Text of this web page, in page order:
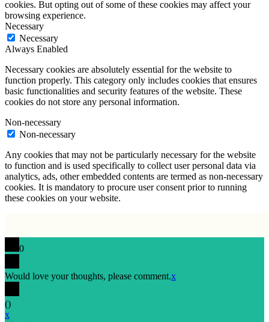
cookies. But opting out of some of these cookies may affect your
browsing experience.
Necessary
Necessary
Always Enabled
Necessary cookies are absolutely essential for the website to
function properly. This category only includes cookies that ensures
basic functionalities and security features of the website. These
cookies do not store any personal information.
Non-necessary
Non-necessary
Any cookies that may not be particularly necessary for the website
to function and is used specifically to collect user personal data via
analytics, ads, other embedded contents are termed as non-necessary
cookies. It is mandatory to procure user consent prior to running
these cookies on your website.
0
Would love your thoughts, please comment.x
()
x